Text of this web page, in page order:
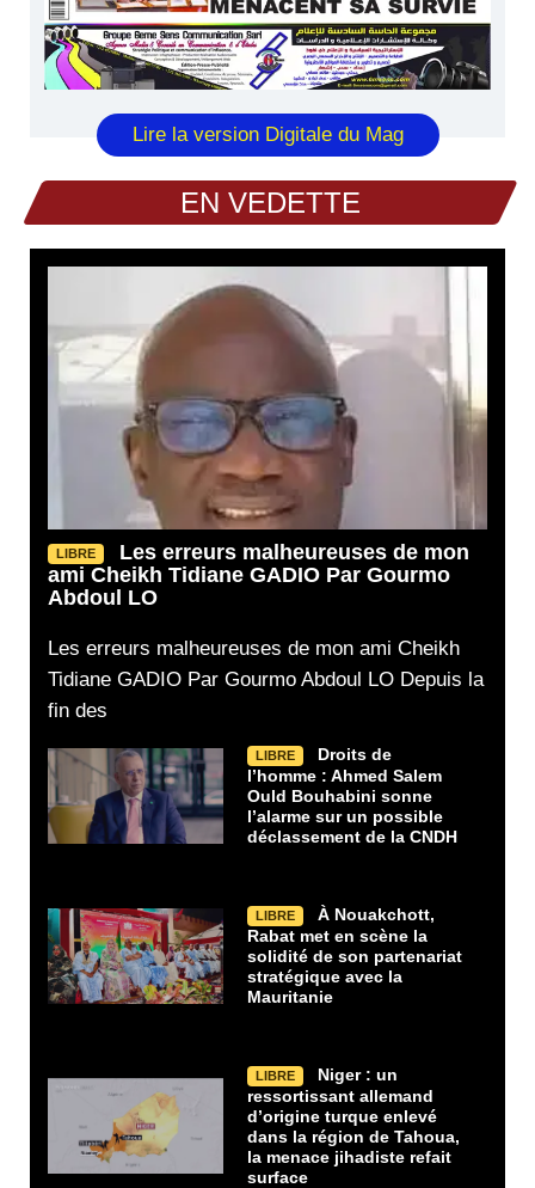
Lire la version Digitale du Mag
EN VEDETTE
LIBRE
Les erreurs malheureuses de mon
ami Cheikh Tidiane GADIO Par Gourmo
Abdoul LO
Les erreurs malheureuses de mon ami Cheikh
Tidiane GADIO Par Gourmo Abdoul LO Depuis la
fin des
LIBRE
Droits de
l’homme : Ahmed Salem
Ould Bouhabini sonne
l’alarme sur un possible
déclassement de la CNDH
LIBRE
À Nouakchott,
Rabat met en scène la
solidité de son partenariat
stratégique avec la
Mauritanie
LIBRE
Niger : un
ressortissant allemand
d’origine turque enlevé
dans la région de Tahoua,
la menace jihadiste refait
surface